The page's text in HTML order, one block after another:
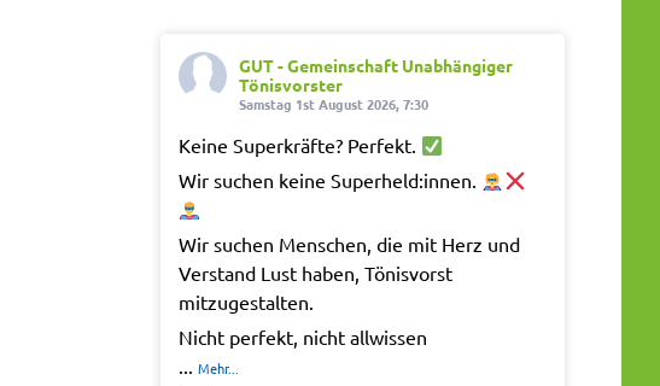
GUT - Gemeinschaft Unabhängiger
Tönisvorster
Samstag 1st August 2026, 7:30
Keine Superkräfte? Perfekt.
Wir suchen keine Superheld:innen.
Wir suchen Menschen, die mit Herz und
Verstand Lust haben, Tönisvorst
mitzugestalten.
Nicht perfekt, nicht allwissen
...Mehr...